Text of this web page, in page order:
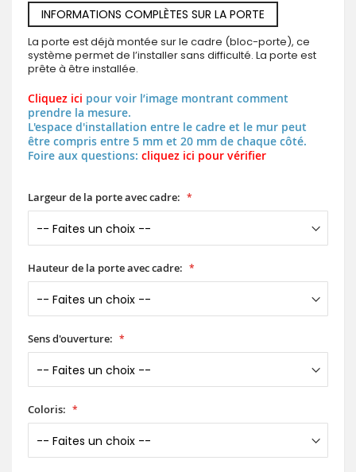
INFORMATIONS COMPLÈTES SUR LA PORTE
La porte est déjà montée sur le cadre (bloc-porte), ce
système permet de l’installer sans difficulté. La porte est
prête à être installée.
Cliquez ici pour voir l’image montrant comment
prendre la mesure.
L'espace d'installation entre le cadre et le mur peut
être compris entre 5 mm et 20 mm de chaque côté.
Foire aux questions: cliquez ici pour vérifier
Largeur de la porte avec cadre:
Hauteur de la porte avec cadre:
Sens d'ouverture:
Coloris: